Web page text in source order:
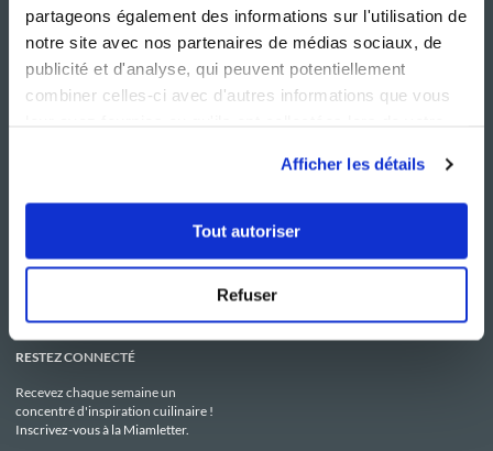
partageons également des informations sur l'utilisation de
notre site avec nos partenaires de médias sociaux, de
publicité et d'analyse, qui peuvent potentiellement
combiner celles-ci avec d'autres informations que vous
Afficher les détails
Tout autoriser
Refuser
Le Mag'
Boutique
C.G.U
Politique de confidentialité
Utilisation des Cookies
RESTEZ CONNECTÉ
Recevez chaque semaine un
concentré d'inspiration cuilinaire !
Inscrivez-vous à la Miamletter.